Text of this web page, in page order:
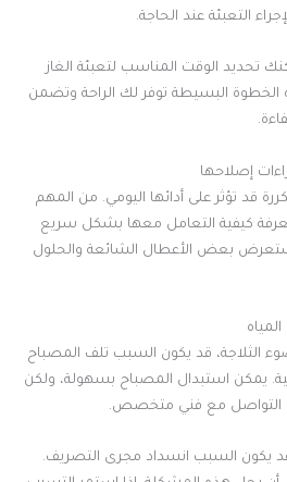
التعبئة عند الحاجة.
تحديد الوقت المناسب لتعبئة الغاز
الخطوة البسيطة توفر لك الراحة وتضمن
إصلاحها
قد تؤثر على أدائها اليومي. من المهم
كيفية التعامل معها بشكل سريع
بعض الأعطال الشائعة والحلول
الثلاجة، قد يكون السبب تلف المصباح
يمكن استبدال المصباح بسهولة، ولكن
التواصل مع فني متخصص.
يكون السبب انسداد مجرى التصريف.